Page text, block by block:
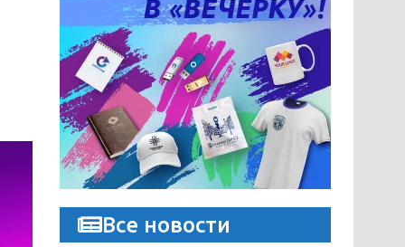
Все новости